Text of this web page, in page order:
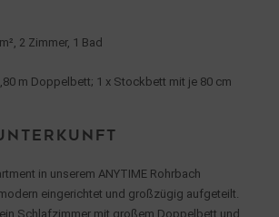
2 Zimmer, 1 Bad
m Doppelbett; 1 x Stockbett mit je 80 cm
in unserem ANYTIME Rohrbach
eingerichtet und großzügig aufgeteilt.
Schlafzimmer mit großem Doppelbett und